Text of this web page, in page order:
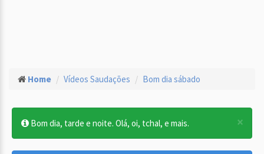
Home Vídeos Saudações Bom dia sábado
×
Bom dia, tarde e noite. Olá, oi, tchal, e mais.